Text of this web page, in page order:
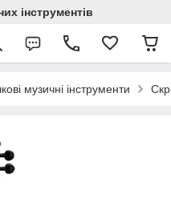
інструментів
музичні інструменти